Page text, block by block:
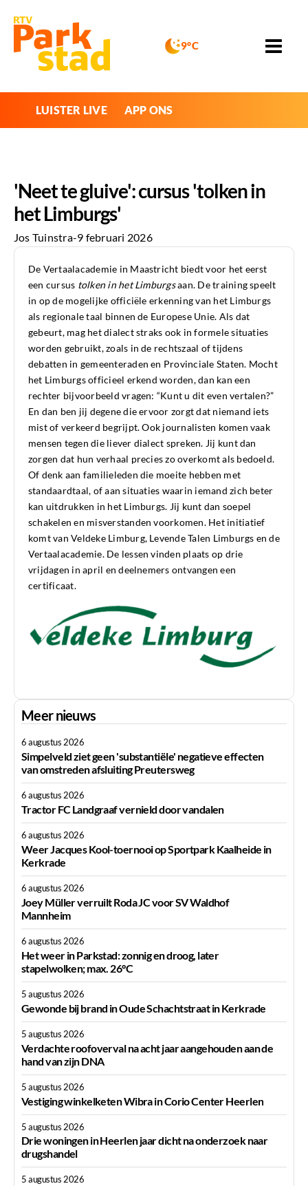
9°C
LUISTER LIVE APP ONS
'Neet te gluive': cursus 'tolken in
het Limburgs'
Jos Tuinstra-9 februari 2026
De Vertaalacademie in Maastricht biedt voor het eerst
een cursus tolken in het Limburgsaan. De training speelt
in op de mogelijke officiële erkenning van het Limburgs
als regionale taal binnen de Europese Unie. Als dat
gebeurt, mag het dialect straks ook in formele situaties
worden gebruikt, zoals in de rechtszaal of tijdens
debatten in gemeenteraden en Provinciale Staten. Mocht
het Limburgs officieel erkend worden, dan kan een
rechter bijvoorbeeld vragen: “Kunt u dit even vertalen?”
En dan ben jij degene die ervoor zorgt dat niemand iets
mist of verkeerd begrijpt. Ook journalisten komen vaak
mensen tegen die liever dialect spreken. Jij kunt dan
zorgen dat hun verhaal precies zo overkomt als bedoeld.
Of denk aan familieleden die moeite hebben met
standaardtaal, of aan situaties waarin iemand zich beter
kan uitdrukken in het Limburgs. Jij kunt dan soepel
schakelen en misverstanden voorkomen. Het initiatief
komt van Veldeke Limburg, Levende Talen Limburgs en de
Vertaalacademie. De lessen vinden plaats op drie
vrijdagen in april en deelnemers ontvangen een
certificaat.
Meer nieuws
6 augustus 2026
Simpelveld ziet geen 'substantiële' negatieve effecten
van omstreden afsluiting Preutersweg
6 augustus 2026
Tractor FC Landgraaf vernield door vandalen
6 augustus 2026
Weer Jacques Kool-toernooi op Sportpark Kaalheide in
Kerkrade
6 augustus 2026
Joey Müller verruilt Roda JC voor SV Waldhof
Mannheim
6 augustus 2026
Het weer in Parkstad: zonnig en droog, later
stapelwolken; max. 26°C
5 augustus 2026
Gewonde bij brand in Oude Schachtstraat in Kerkrade
5 augustus 2026
Verdachte roofoverval na acht jaar aangehouden aan de
hand van zijn DNA
5 augustus 2026
Vestiging winkelketen Wibra in Corio Center Heerlen
5 augustus 2026
Drie woningen in Heerlen jaar dicht na onderzoek naar
drugshandel
5 augustus 2026